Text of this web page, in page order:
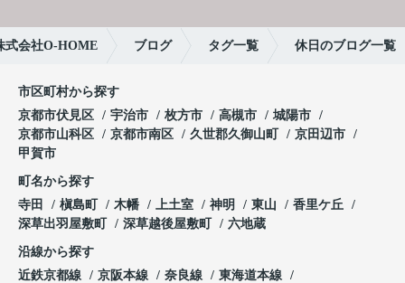
式会社O-HOME ブログ タグ一覧 休日のブログ一覧
市区町村から探す
京都市伏見区
宇治市 枚方市 高槻市
城陽市
京都市山科区
京都市南区 久世郡久御山町
京田辺市
甲賀市
町名から探す
寺田
槇島町 木幡 上土室 神明 東山
香里ケ丘
深草出羽屋敷町
深草越後屋敷町 六地蔵
沿線から探す
近鉄京都線
京阪本線 奈良線
東海道本線